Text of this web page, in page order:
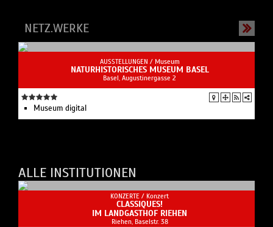
NETZ.WERKE
AUSSTELLUNGEN / Museum
NATURHISTORISCHES MUSEUM BASEL
Basel, Augustinergasse 2
Museum digital
ALLE INSTITUTIONEN
KONZERTE / Konzert
CLASSIQUES!
IM LANDGASTHOF RIEHEN
Riehen, Baselstr. 38